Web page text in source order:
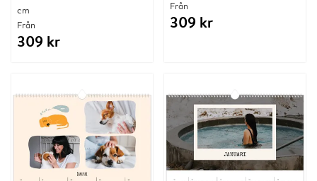
cm
Från
309 kr
Från
309 kr